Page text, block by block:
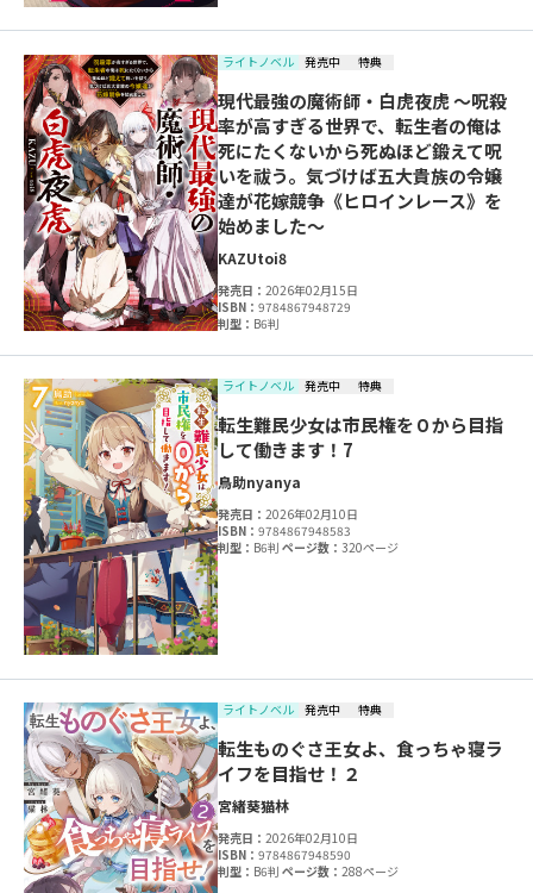
ライトノベル 発売中 特典
現代最強の魔術師・白虎夜虎 ～呪殺
率が高すぎる世界で、転生者の俺は
死にたくないから死ぬほど鍛えて呪
いを祓う。気づけば五大貴族の令嬢
達が花嫁競争《ヒロインレース》を
始めました～
KAZUtoi8
発売日：2026年02月15日
ISBN：9784867948729
判型： B6判
ライトノベル 発売中 特典
転生難民少女は市民権を０から目指
して働きます！7
鳥助nyanya
発売日：2026年02月10日
ISBN：9784867948583
判型： B6判ページ数：320ページ
ライトノベル 発売中 特典
転生ものぐさ王女よ、食っちゃ寝ラ
イフを目指せ！２
宮緒葵猫林
発売日：2026年02月10日
ISBN：9784867948590
判型： B6判ページ数：288ページ